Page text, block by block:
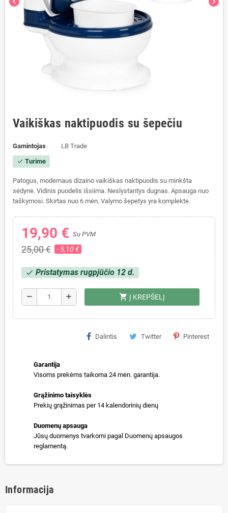
Vaikiškas naktipuodis su šepečiu
Gamintojas LB Trade
check Turime
Patogus, modernaus dizaino vaikiškas naktipuodis su minkšta
sėdynė. Vidinis puodelis išsiima. Neslystantys dugnas. Apsauga nuo
taškymosi. Skirtas nuo 6 mėn. Valymo šepetys yra komplekte.
19,90 € Su PVM
25,00 € - 5,10 €
check Pristatymas rugpjūčio 12 d.
remove add shopping_cart Į KREPŠELĮ
Dalintis Twitter Pinterest
Garantija
Visoms prekėms taikoma 24 mėn. garantija.
Grąžinimo taisyklės
Prekių grąžinimas per 14 kalendorinių dienų
Duomenų apsauga
Jūsų duomenys tvarkomi pagal Duomenų apsaugos
reglamentą.
Informacija